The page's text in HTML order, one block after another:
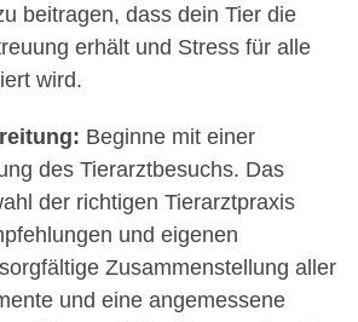
beitragen, dass dein Tier die
erhält und Stress für alle
wird.
Beginne mit einer
des Tierarztbesuchs. Das
der richtigen Tierarztpraxis
und eigenen
Zusammenstellung aller
und eine angemessene